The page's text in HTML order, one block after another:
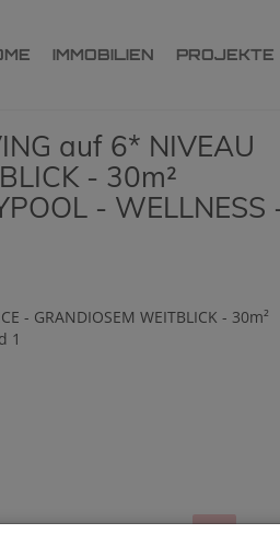
IMMOBILIEN PROJEKTE
auf 6* NIVEAU
- 30m²
- WELLNESS